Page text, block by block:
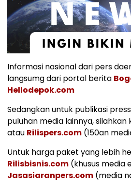
Informasi nasional dari pers
langsumg dari portal berita
Hellodepok.com
Sedangkan untuk publikasi
puluhan media lainnya, silahkan
atau Rilispers.com (150an
Untuk harga paket yang lebih
Rilisbisnis.com (khusus media
Jasasiaranpers.com (media